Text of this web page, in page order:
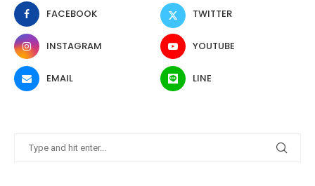
FACEBOOK TWITTER
INSTAGRAM YOUTUBE
EMAIL LINE